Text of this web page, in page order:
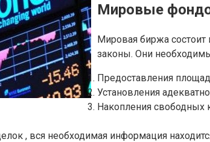
Мировые
Мировая биржа
законы. Они
Предоставления
Установления
Накопления свободных
, вся необходимая информация